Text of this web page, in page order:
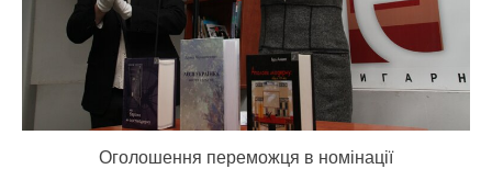
Оголошення переможця в номінації